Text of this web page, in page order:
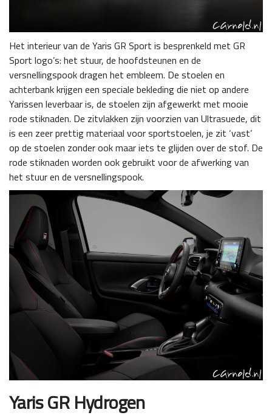
Het interieur van de Yaris GR Sport is besprenkeld met GR
Sport logo’s: het stuur, de hoofdsteunen en de
versnellingspook dragen het embleem. De stoelen en
achterbank krijgen een speciale bekleding die niet op andere
Yarissen leverbaar is, de stoelen zijn afgewerkt met mooie
rode stiknaden. De zitvlakken zijn voorzien van Ultrasuede, dit
is een zeer prettig materiaal voor sportstoelen, je zit ‘vast’
op de stoelen zonder ook maar iets te glijden over de stof. De
rode stiknaden worden ook gebruikt voor de afwerking van
het stuur en de versnellingspook.
Yaris GR Hydrogen